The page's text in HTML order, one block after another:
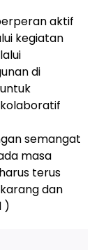
aktif
kegiatan
di
semangat
masa
terus
dan
)